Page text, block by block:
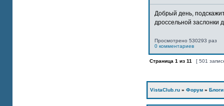
Добрый день,
дроссельной заслонки
Просмотрено 530293 раз
0 комментариев
Страница 1 из 11 [ 501
VistaClub.ru » Форум » Блоги